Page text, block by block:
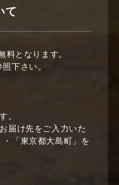
て
料となります。
下さい。
。
届け先をご入力いた
「東京都大島町」を